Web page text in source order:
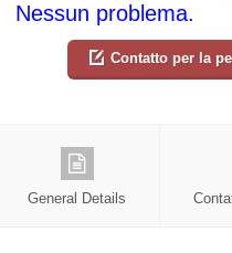
Nessun problema.
Contatto per la
General Details